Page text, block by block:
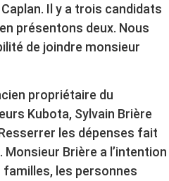
Il y a trois candidats
présentons deux. Nous
de joindre monsieur
propriétaire du
Kubota, Sylvain Brière
les dépenses fait
Brière a l’intention
familles, les personnes